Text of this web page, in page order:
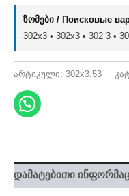
ზომები / Поисковые
302x3 • 302х3 • 302 3 •
არტიკული: 302x3.53
დამატებითი